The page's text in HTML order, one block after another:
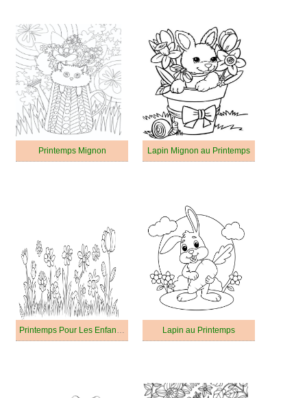
Printemps Mignon Lapin Mignon au Printemps
Printemps Pour Les Enfants De 1 An Lapin au Printemps